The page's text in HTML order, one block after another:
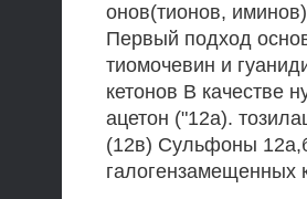
онов(тионов,
Первый подход
тиомочевин и
кетонов В качестве
ацетон ("12а).
(12в) Сульфоны
галогензамещенных